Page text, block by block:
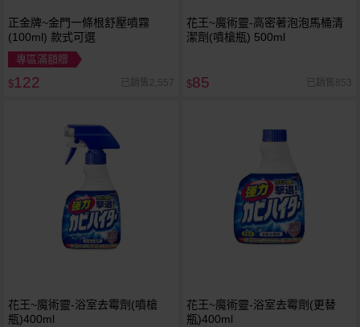
正金牌~金門一條根舒壓噴霧
(100ml) 款式可選
專區滿額贈
$122 已銷售2,557
花王~魔術靈-高密著泡泡馬桶清
潔劑(噴槍瓶) 500ml
$85 已銷售853
花王~魔術靈-浴室去霉劑(噴槍
瓶)400ml
花王~魔術靈-浴室去霉劑(更替
瓶)400ml